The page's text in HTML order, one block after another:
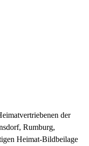
der
Rumburg,
Heimat-Bildbeilage